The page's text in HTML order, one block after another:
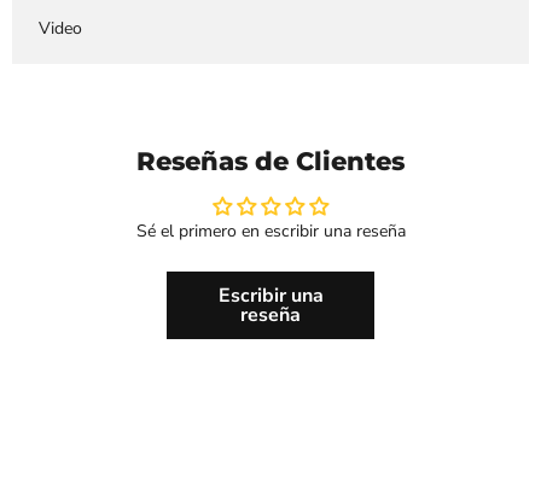
Video
Reseñas de Clientes
Sé el primero en escribir una reseña
Escribir una
reseña